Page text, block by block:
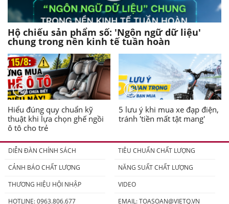
Hộ chiếu sản phẩm số: 'Ngôn ngữ dữ liệu'
chung trong nền kinh tế tuần hoàn
Hiểu đúng quy chuẩn kỹ
thuật khi lựa chọn ghế ngồi
ô tô cho trẻ
5 lưu ý khi mua xe đạp điện,
tránh 'tiền mất tật mang'
DIỄN ĐÀN CHÍNH SÁCH
TIÊU CHUẨN CHẤT LƯỢNG
CẢNH BÁO CHẤT LƯỢNG
NĂNG SUẤT CHẤT LƯỢNG
THƯƠNG HIỆU HỘI NHẬP
VIDEO
HOTLINE: 0963.806.677
EMAIL:TOASOAN@VIETQ.VN